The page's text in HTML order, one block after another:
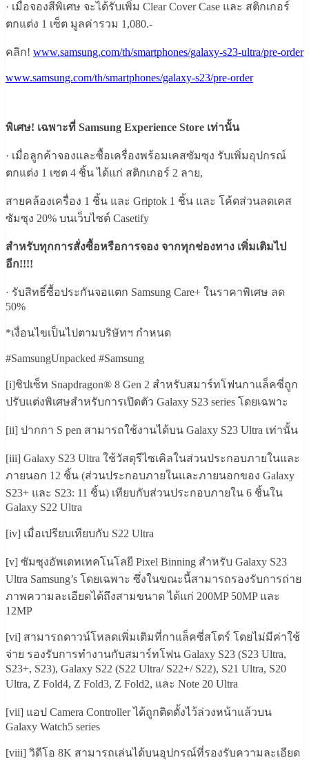
· เมื่อจองสีพิเศษ จะได้รับเพิ่ม Clear Cover Case และ สติกเกอร์
ตกแต่ง 1 เซ็ต มูลค่ารวม 1,080.-​
คลิก! www.samsung.com/th/smartphones/galaxy-s23-ultra/pre-order
www.samsung.com/th/smartphones/galaxy-s23/pre-order
พิเศษ! เฉพาะที่ Samsung Experience Store เท่านั้น​
· เมื่อลูกค้าจองและซื้อเครื่องพร้อมเคสซัมซุง รับเพิ่มอุปกรณ์
ตกแต่ง 1 เซต 4 ชิ้น ได้แก่ สติกเกอร์ 2 ลาย,
สายคล้องเครื่อง 1 ชิ้น และ Griptok 1 ชิ้น และ โค้ดส่วนลดเคส
ซัมซุง 20% บนเว็บไซต์ Casetify ​
สำหรับทุกการสั่งซื้อหรือการจอง จากทุกช่องทาง ​เพิ่มเติมไป
อีก!!!!​
· รับสิทธิ์ซื้อประกันจอแตก Samsung Care+ ในราคาพิเศษ ลด
50%​
*เงื่อนไขเป็นไปตามบริษัทฯ กำหนด
#SamsungUnpacked #Samsung
[i]ชิปเซ็ท Snapdragon® 8 Gen 2 สำหรับสมาร์ทโฟนกาแล็คซี่ถูก
ปรับแต่งพิเศษสำหรับการเปิดตัว Galaxy S23 series โดยเฉพาะ
[ii] ปากกา S pen สามารถใช้งานได้บน Galaxy S23 Ultra เท่านั้น
[iii] Galaxy S23 Ultra ใช้วัสดุรีไซเคิลในส่วนประกอบภายในและ
ภายนอก 12 ชิ้น (ส่วนประกอบภายในและภายนอกของ Galaxy
S23+ และ S23: 11 ชิ้น) เทียบกับส่วนประกอบภายใน 6 ชิ้นใน
Galaxy S22 Ultra
[iv] เมื่อเปรียบเทียบกับ S22 Ultra
[v] ซัมซุงอัพเดทเทคโนโลยี Pixel Binning สำหรับ Galaxy S23
Ultra Samsung’s โดยเฉพาะ ซึ่งในขณะนี้สามารถรองรับการถ่าย
ภาพความละเอียดได้ถึงสามขนาด ได้แก่ 200MP 50MP และ
12MP
[vi] สามารถดาวน์โหลดเพิ่มเติมที่กาแล็คซี่สโตร์ โดยไม่มีค่าใช้
จ่าย รองรับการทำงานกับสมาร์ทโฟน Galaxy S23 (S23 Ultra,
S23+, S23), Galaxy S22 (S22 Ultra/ S22+/ S22), S21 Ultra, S20
Ultra, Z Fold4, Z Fold3, Z Fold2, และ Note 20 Ultra
[vii] แอป Camera Controller ได้ถูกติดตั้งไว้ล่วงหน้าแล้วบน
Galaxy Watch5 series
[viii] วิดีโอ 8K สามารถเล่นได้บนอุปกรณ์ที่รองรับความละเอียด